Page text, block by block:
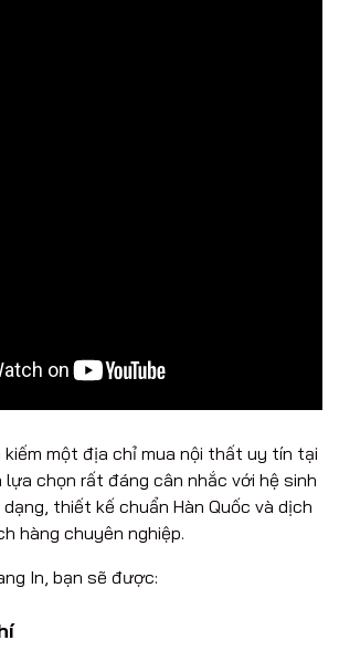
kiếm một địa chỉ mua nội thất uy tín tại
lựa chọn rất đáng cân nhắc với hệ sinh
thiết kế chuẩn Hàn Quốc và dịch
hàng chuyên nghiệp.
In, bạn sẽ được: